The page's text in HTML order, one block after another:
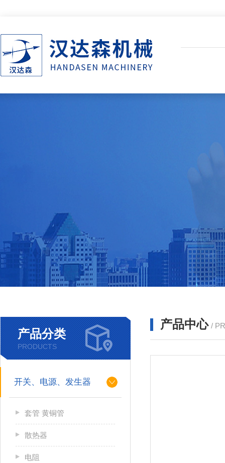
产品分类
PRODUCTS
开关、电源、发生器
套管 黄铜管
散热器
电阻
产品中心 /